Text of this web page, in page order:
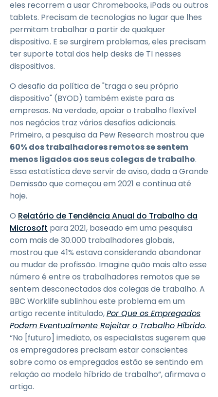
eles recorrem a usar Chromebooks, iPads ou outros
tablets. Precisam de tecnologias no lugar que lhes
permitam trabalhar a partir de qualquer
dispositivo. E se surgirem problemas, eles precisam
ter suporte total dos help desks de TI nesses
dispositivos.
O desafio da política de "traga o seu próprio
dispositivo" (BYOD) também existe para as
empresas. Na verdade, apoiar o trabalho flexível
nos negócios traz vários desafios adicionais.
Primeiro, a pesquisa da Pew Research mostrou que
60% dos trabalhadores remotos se sentem
menos ligados aos seus colegas de trabalho.
Essa estatística deve servir de aviso, dada a Grande
Demissão que começou em 2021 e continua até
hoje.
O Relatório de Tendência Anual do Trabalho da
Microsoft para 2021, baseado em uma pesquisa
com mais de 30.000 trabalhadores globais,
mostrou que 41% estava considerando abandonar
ou mudar de profissão. Imagine quão mais alto esse
número é entre os trabalhadores remotos que se
sentem desconectados dos colegas de trabalho. A
BBC Worklife sublinhou este problema em um
artigo recente intitulado,Por Que os Empregados
Podem Eventualmente Rejeitar o Trabalho Híbrido.
“No [futuro] imediato, os especialistas sugerem que
os empregadores precisam estar conscientes
sobre como os empregados estão se sentindo em
relação ao modelo híbrido de trabalho”, afirmava o
artigo.